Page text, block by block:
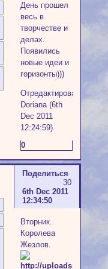
День прошел
весь в
творчестве и
делах.
Появились
новые идеи и
горизонты)))
Отредактировано
Doriana (6th
Dec 2011
12:24:59)
0
Поделиться
30
6th Dec 2011
12:34:50
Вторник.
Королева
Жезлов.